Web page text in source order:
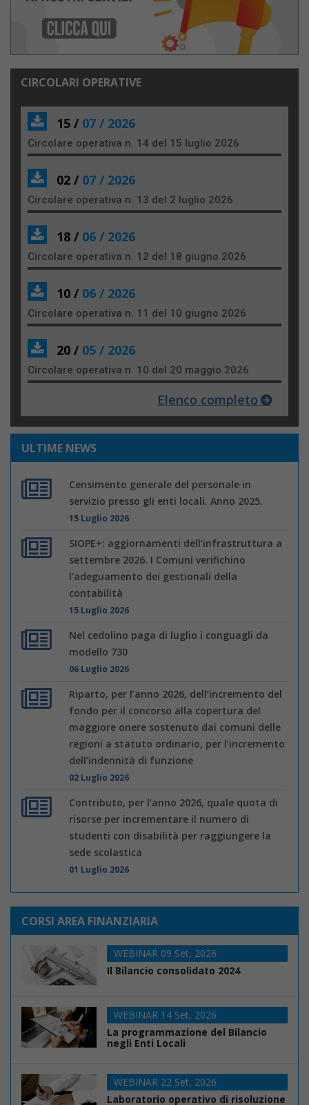
CIRCOLARI OPERATIVE
15 / 07 / 2026
Circolare operativa n. 14 del 15 luglio 2026
02 / 07 / 2026
Circolare operativa n. 13 del 2 luglio 2026
18 / 06 / 2026
Circolare operativa n. 12 del 18 giugno 2026
10 / 06 / 2026
Circolare operativa n. 11 del 10 giugno 2026
20 / 05 / 2026
Circolare operativa n. 10 del 20 maggio 2026
Elenco completo
ULTIME NEWS
Censimento generale del personale in
servizio presso gli enti locali. Anno 2025.
15 Luglio 2026
SIOPE+: aggiornamenti dell’infrastruttura a
settembre 2026. I Comuni verifichino
l’adeguamento dei gestionali della
contabilità
15 Luglio 2026
Nel cedolino paga di luglio i conguagli da
modello 730
06 Luglio 2026
Riparto, per l’anno 2026, dell’incremento del
fondo per il concorso alla copertura del
maggiore onere sostenuto dai comuni delle
regioni a statuto ordinario, per l’incremento
dell’indennità di funzione
02 Luglio 2026
Contributo, per l’anno 2026, quale quota di
risorse per incrementare il numero di
studenti con disabilità per raggiungere la
sede scolastica
01 Luglio 2026
CORSI AREA FINANZIARIA
WEBINAR 09 Set, 2026
Il Bilancio consolidato 2024
WEBINAR 14 Set, 2026
La programmazione del Bilancio
negli Enti Locali
WEBINAR 22 Set, 2026
Laboratorio operativo di risoluzione